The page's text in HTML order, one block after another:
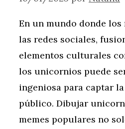
En un mundo donde los
las redes sociales,
elementos culturales
los unicornios puede
ingeniosa para captar
público. Dibujar
memes populares no